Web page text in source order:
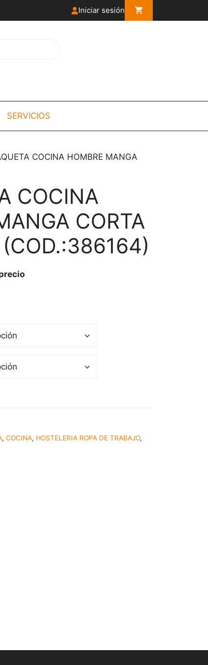
Iniciar sesión
SERVICIOS
COCINA HOMBRE MANGA
COCINA
CORTA
, COCINA, HOSTELERIA ROPA DE TRABAJO,